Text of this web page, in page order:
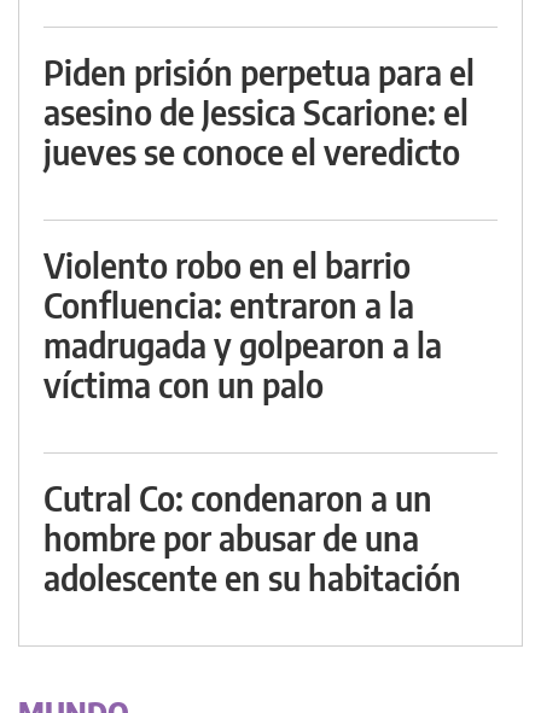
Piden prisión perpetua para el
asesino de Jessica Scarione: el
jueves se conoce el veredicto
Violento robo en el barrio
Confluencia: entraron a la
madrugada y golpearon a la
víctima con un palo
Cutral Co: condenaron a un
hombre por abusar de una
adolescente en su habitación